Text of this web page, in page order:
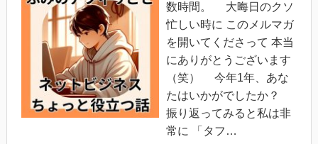
数時間。 大晦日のクソ
忙しい時に このメルマガ
を開いてくださって 本当
にありがとうございます
（笑） 今年1年、あな
たはいかがでしたか？
振り返ってみると私は非
常に 「タフ…